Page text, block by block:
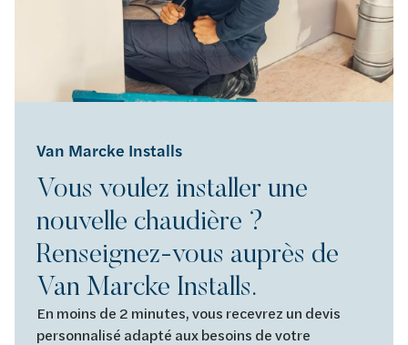
Van Marcke Installs
Vous voulez installer une
nouvelle chaudière ?
Renseignez-vous auprès de
Van Marcke Installs.
En moins de 2 minutes, vous recevrez un devis
personnalisé adapté aux besoins de votre